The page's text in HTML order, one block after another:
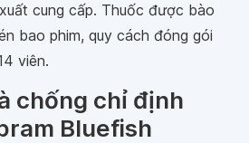
cung cấp. Thuốc được bào
bao phim, quy cách đóng gói
viên.
chống chỉ định
Bluefish